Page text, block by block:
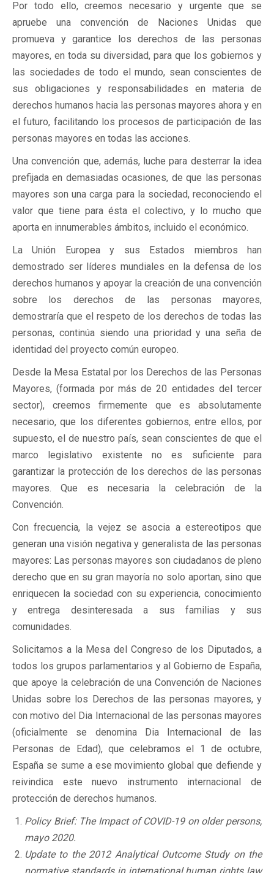
Por todo ello, creemos necesario y urgente que se
apruebe una convención de Naciones Unidas que
promueva y garantice los derechos de las personas
mayores, en toda su diversidad, para que los gobiernos y
las sociedades de todo el mundo, sean conscientes de
sus obligaciones y responsabilidades en materia de
derechos humanos hacia las personas mayores ahora y en
el futuro, facilitando los procesos de participación de las
personas mayores en todas las acciones.
Una convención que, además, luche para desterrar la idea
prefijada en demasiadas ocasiones, de que las personas
mayores son una carga para la sociedad, reconociendo el
valor que tiene para ésta el colectivo, y lo mucho que
aporta en innumerables ámbitos, incluido el económico.
La Unión Europea y sus Estados miembros han
demostrado ser líderes mundiales en la defensa de los
derechos humanos y apoyar la creación de una convención
sobre los derechos de las personas mayores,
demostraría que el respeto de los derechos de todas las
personas, continúa siendo una prioridad y una seña de
identidad del proyecto común europeo.
Desde la Mesa Estatal por los Derechos de las Personas
Mayores, (formada por más de 20 entidades del tercer
sector), creemos firmemente que es absolutamente
necesario, que los diferentes gobiernos, entre ellos, por
supuesto, el de nuestro país, sean conscientes de que el
marco legislativo existente no es suficiente para
garantizar la protección de los derechos de las personas
mayores. Que es necesaria la celebración de la
Convención.
Con frecuencia, la vejez se asocia a estereotipos que
generan una visión negativa y generalista de las personas
mayores: Las personas mayores son ciudadanos de pleno
derecho que en su gran mayoría no solo aportan, sino que
enriquecen la sociedad con su experiencia, conocimiento
y entrega desinteresada a sus familias y sus
comunidades.
Solicitamos a la Mesa del Congreso de los Diputados, a
todos los grupos parlamentarios y al Gobierno de España,
que apoye la celebración de una Convención de Naciones
Unidas sobre los Derechos de las personas mayores, y
con motivo del Dia Internacional de las personas mayores
(oficialmente se denomina Dia Internacional de las
Personas de Edad), que celebramos el 1 de octubre,
España se sume a ese movimiento global que defiende y
reivindica este nuevo instrumento internacional de
protección de derechos humanos.
Policy Brief: The Impact of COVID-19 on older persons,
mayo 2020.
Update to the 2012 Analytical Outcome Study on the